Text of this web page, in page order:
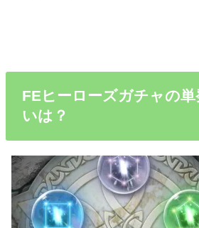
FEヒーローズガチャの
いは？